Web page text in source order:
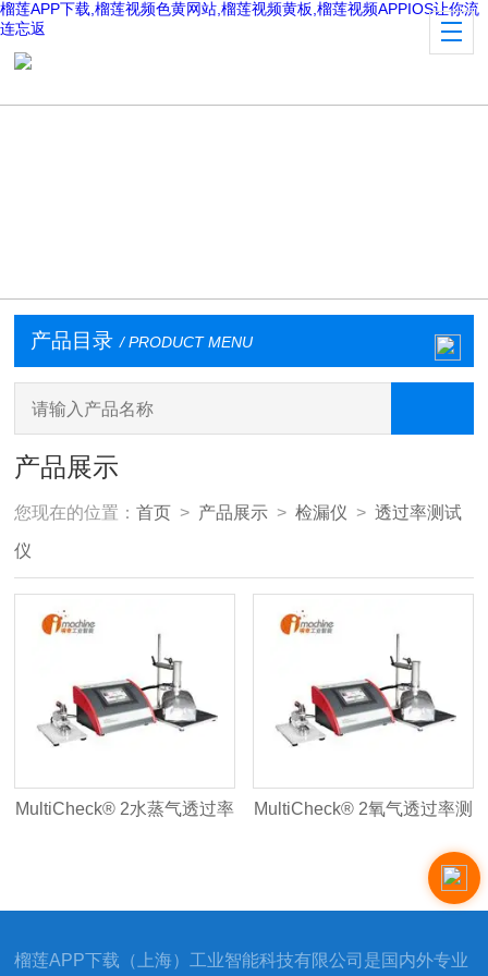
榴莲APP下载,榴莲视频色黄网站,榴莲视频黄板,榴莲视频APPIOS让你流
连忘返
产品目录 / PRODUCT MENU
产品展示
您现在的位置：首页 > 产品展示 >检漏仪 >透过率测试
仪
MultiCheck® 2水蒸气透过率 MultiCheck® 2氧气透过率测
榴莲APP下载（上海）工业智能科技有限公司是国内外专业